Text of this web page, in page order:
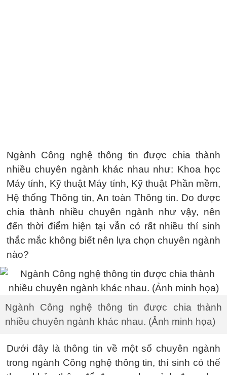
Ngành Công nghệ thông tin được chia thành
nhiều chuyên ngành khác nhau như: Khoa học
Máy tính, Kỹ thuật Máy tính, Kỹ thuật Phần mềm,
Hệ thống Thông tin, An toàn Thông tin. Do được
chia thành nhiều chuyên ngành như vậy, nên
đến thời điểm hiện tại vẫn có rất nhiều thí sinh
thắc mắc không biết nên lựa chọn chuyên ngành
nào?
Ngành Công nghệ thông tin được chia thành
nhiều chuyên ngành khác nhau. (Ảnh minh họa)
Dưới đây là thông tin về một số chuyên ngành
trong ngành Công nghệ thông tin, thí sinh có thể